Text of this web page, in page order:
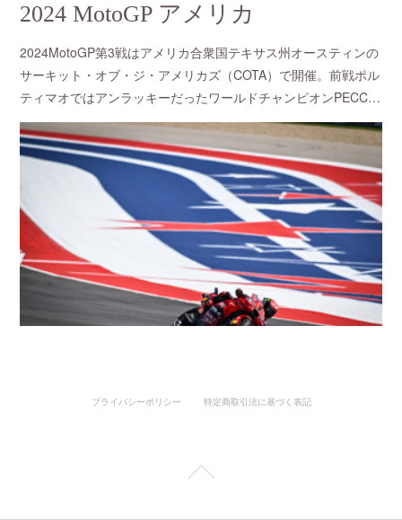
2024 MotoGP アメリカ
2024MotoGP第3戦はアメリカ合衆国テキサス州オースティンの
サーキット・オブ・ジ・アメリカズ（COTA）で開催。前戦ポル
ティマオではアンラッキーだったワールドチャンピオンPECC…
プライバシーポリシー 特定商取引法に基づく表記